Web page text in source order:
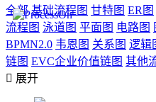
全部 基础流程图 甘特图 ER图
流程图 泳道图 平面图 电路图
BPMN2.0 韦恩图 关系图 逻辑
链图 EVC企业价值链图 其他
 展开